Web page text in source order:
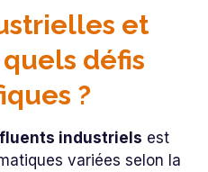
et
défis
?
industriels est
variées selon la